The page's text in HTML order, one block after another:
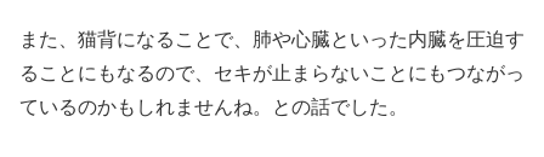
また、猫背になることで、肺や心臓といった内臓を圧迫す
ることにもなるので、セキが止まらないことにもつながっ
ているのかもしれませんね。との話でした。